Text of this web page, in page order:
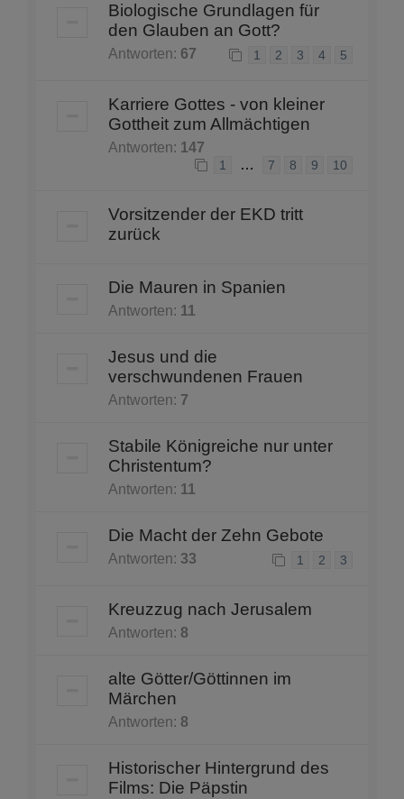
Biologische Grundlagen für
den Glauben an Gott?
Antworten: 67 1 2 3 4 5
Karriere Gottes - von kleiner
Gottheit zum Allmächtigen
Antworten: 147
1 … 7 8 9 10
Vorsitzender der EKD tritt
zurück
Die Mauren in Spanien
Antworten: 11
Jesus und die
verschwundenen Frauen
Antworten: 7
Stabile Königreiche nur unter
Christentum?
Antworten: 11
Die Macht der Zehn Gebote
Antworten: 33 1 2 3
Kreuzzug nach Jerusalem
Antworten: 8
alte Götter/Göttinnen im
Märchen
Antworten: 8
Historischer Hintergrund des
Films: Die Päpstin